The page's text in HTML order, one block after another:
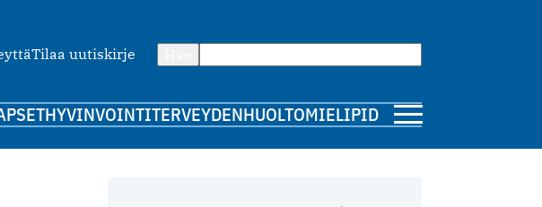
Tilaa uutiskirje
HYVINVOINTITERVEYDENHUOLTOMIELIPIDE